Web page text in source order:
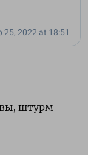
штурм